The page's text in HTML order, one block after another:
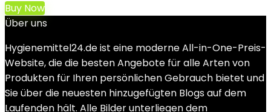
Buy Now
Über uns
Hygienemittel24.de ist eine moderne All-in-One-Preis-
Website, die die besten Angebote für alle Arten von
Produkten für Ihren persönlichen Gebrauch bietet und
Sie über die neuesten hinzugefügten Blogs auf dem
Laufenden hält. Alle Bilder unterliegen dem